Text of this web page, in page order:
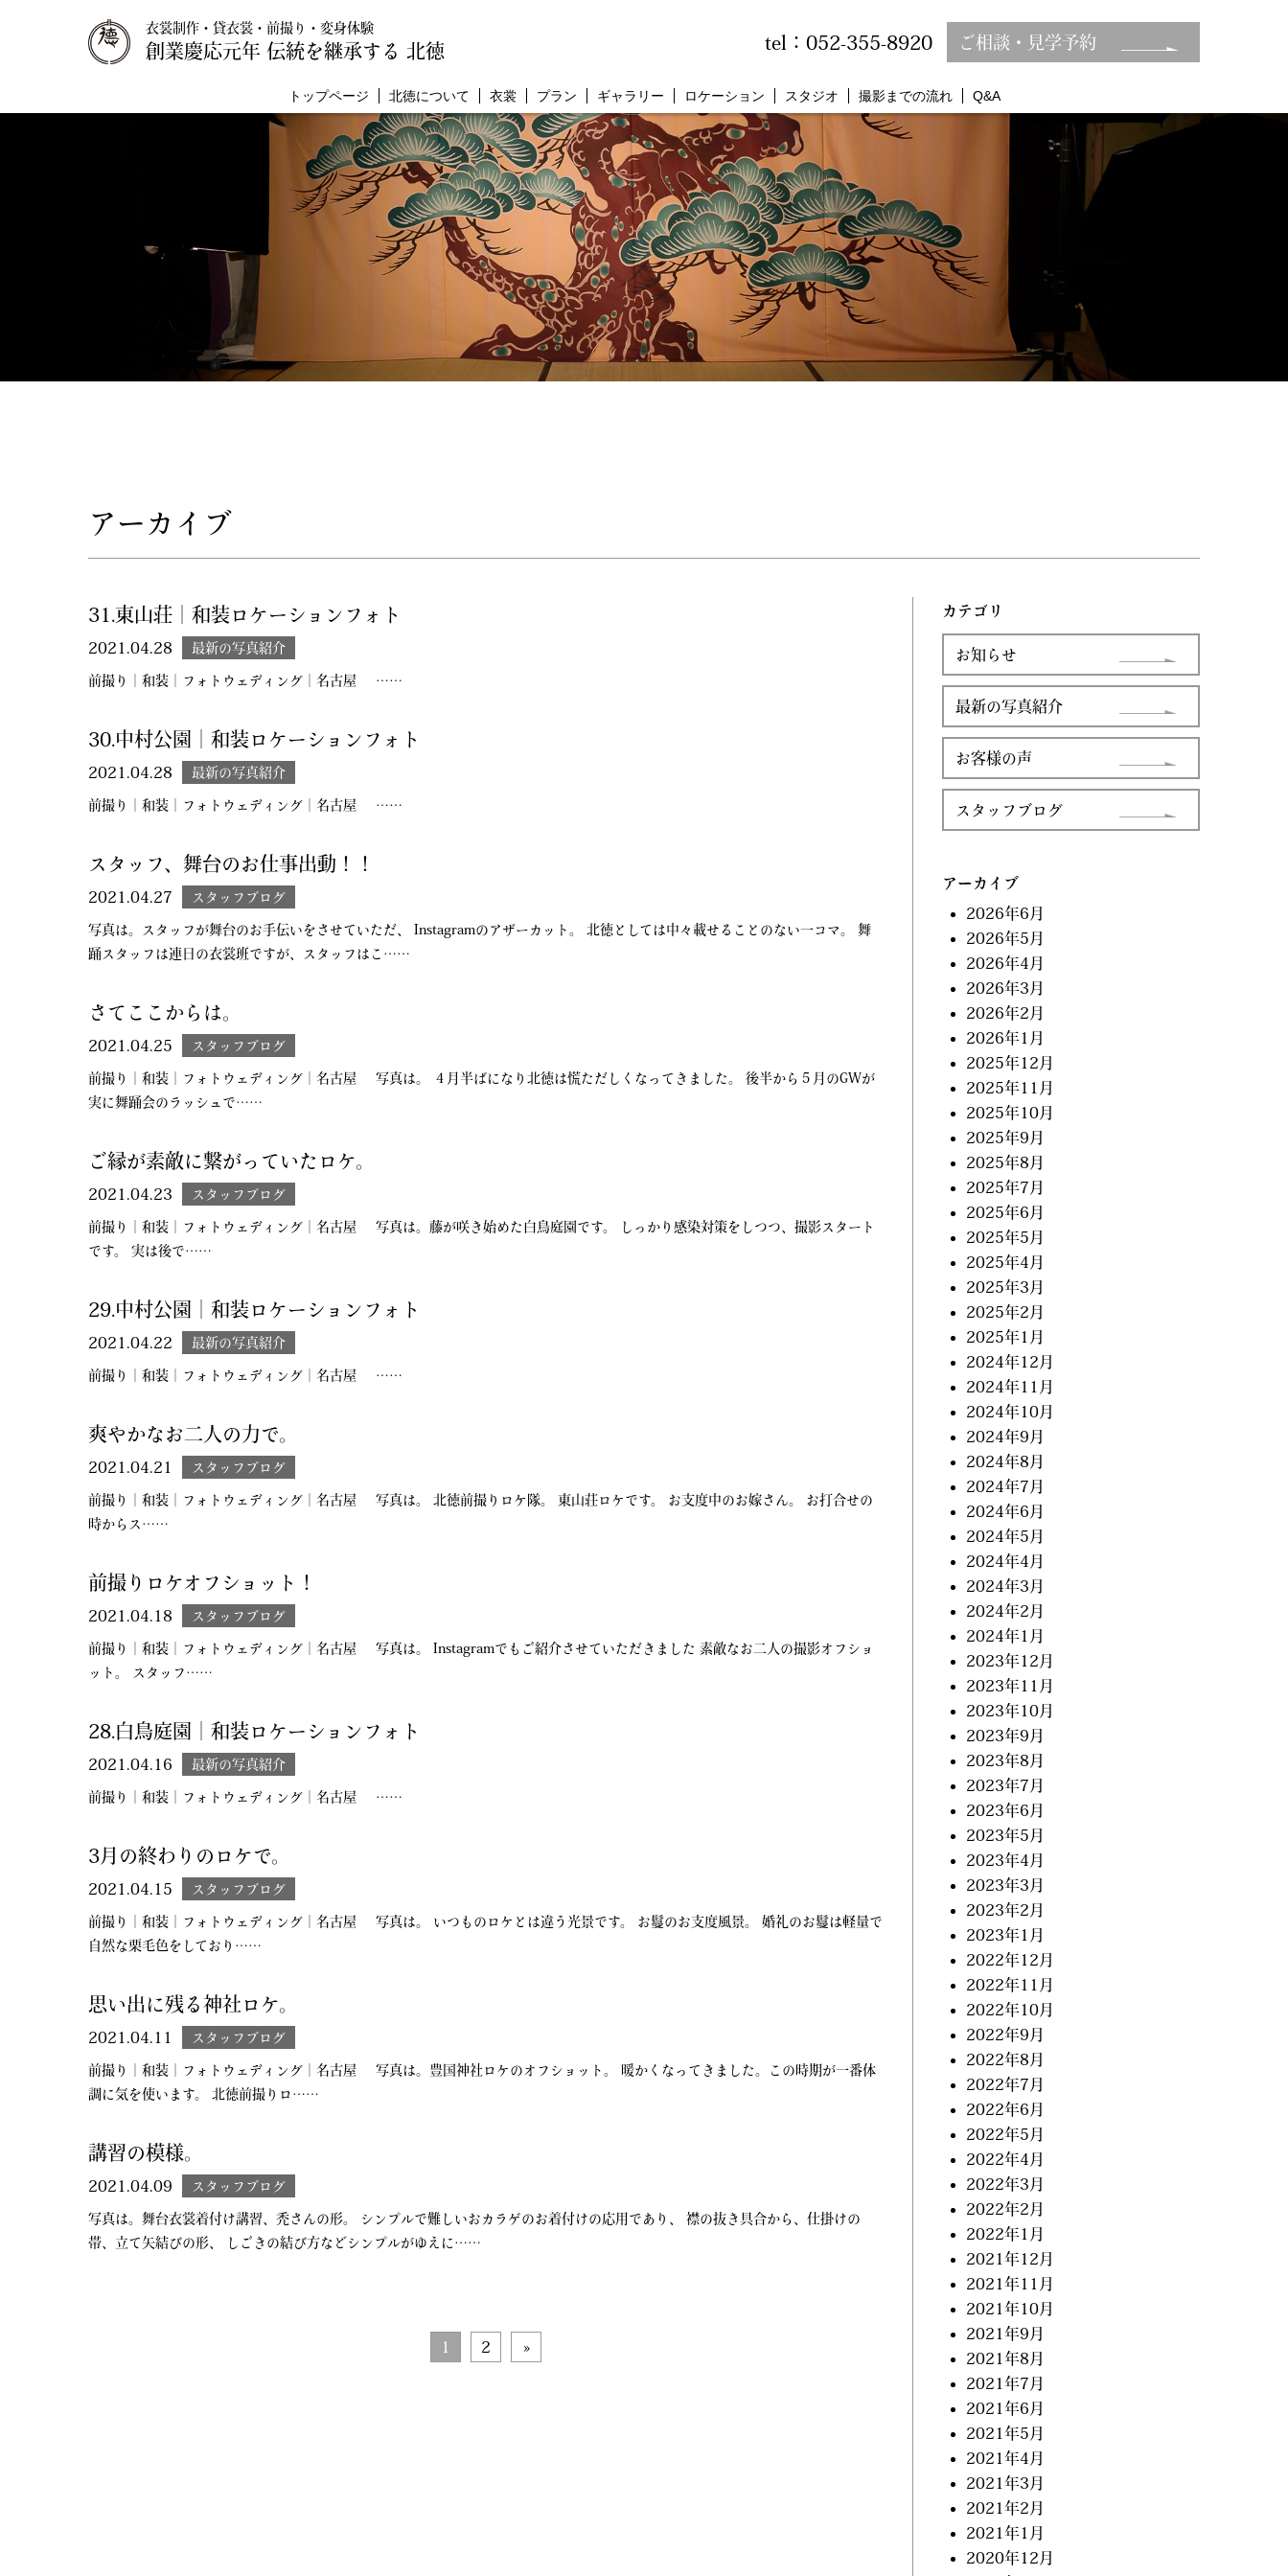
衣裳制作・貸衣裳・前撮り・変身体験
創業慶応元年 伝統を継承する 北徳 tel：052-355-8920 ご相談・見学予約
トップページ 北徳について 衣裳 プラン ギャラリー ロケーション スタジオ 撮影までの流れ Q&A
アーカイブ
31.東山荘｜和装ロケーションフォト
2021.04.28 最新の写真紹介
前撮り｜和装｜フォトウェディング｜名古屋 ……
30.中村公園｜和装ロケーションフォト
2021.04.28 最新の写真紹介
前撮り｜和装｜フォトウェディング｜名古屋 ……
スタッフ、舞台のお仕事出動！！
2021.04.27 スタッフブログ
写真は。スタッフが舞台のお手伝いをさせていただ、 Instagramのアザーカット。 北徳としては中々載せることのない一コマ。 舞
踊スタッフは連日の衣裳班ですが、スタッフはこ……
さてここからは。
2021.04.25 スタッフブログ
前撮り｜和装｜フォトウェディング｜名古屋 写真は。 ４月半ばになり北徳は慌ただしくなってきました。 後半から５月のGWが
実に舞踊会のラッシュで……
ご縁が素敵に繋がっていたロケ。
2021.04.23 スタッフブログ
前撮り｜和装｜フォトウェディング｜名古屋 写真は。藤が咲き始めた白鳥庭園です。 しっかり感染対策をしつつ、撮影スタート
です。 実は後で……
29.中村公園｜和装ロケーションフォト
2021.04.22 最新の写真紹介
前撮り｜和装｜フォトウェディング｜名古屋 ……
爽やかなお二人の力で。
2021.04.21 スタッフブログ
前撮り｜和装｜フォトウェディング｜名古屋 写真は。 北徳前撮りロケ隊。 東山荘ロケです。 お支度中のお嫁さん。 お打合せの
時からス……
前撮りロケオフショット！
2021.04.18 スタッフブログ
前撮り｜和装｜フォトウェディング｜名古屋 写真は。 Instagramでもご紹介させていただきました 素敵なお二人の撮影オフショ
ット。 スタッフ……
28.白鳥庭園｜和装ロケーションフォト
2021.04.16 最新の写真紹介
前撮り｜和装｜フォトウェディング｜名古屋 ……
3月の終わりのロケで。
2021.04.15 スタッフブログ
前撮り｜和装｜フォトウェディング｜名古屋 写真は。 いつものロケとは違う光景です。 お鬘のお支度風景。 婚礼のお鬘は軽量で
自然な栗毛色をしており……
思い出に残る神社ロケ。
2021.04.11 スタッフブログ
前撮り｜和装｜フォトウェディング｜名古屋 写真は。豊国神社ロケのオフショット。 暖かくなってきました。この時期が一番体
調に気を使います。 北徳前撮りロ……
講習の模様。
2021.04.09 スタッフブログ
写真は。舞台衣裳着付け講習、禿さんの形。 シンプルで難しいおカラゲのお着付けの応用であり、 襟の抜き具合から、仕掛けの
帯、立て矢結びの形、 しごきの結び方などシンプルがゆえに……
1 2 »
カテゴリ
お知らせ
最新の写真紹介
お客様の声
スタッフブログ
アーカイブ
2026年6月
2026年5月
2026年4月
2026年3月
2026年2月
2026年1月
2025年12月
2025年11月
2025年10月
2025年9月
2025年8月
2025年7月
2025年6月
2025年5月
2025年4月
2025年3月
2025年2月
2025年1月
2024年12月
2024年11月
2024年10月
2024年9月
2024年8月
2024年7月
2024年6月
2024年5月
2024年4月
2024年3月
2024年2月
2024年1月
2023年12月
2023年11月
2023年10月
2023年9月
2023年8月
2023年7月
2023年6月
2023年5月
2023年4月
2023年3月
2023年2月
2023年1月
2022年12月
2022年11月
2022年10月
2022年9月
2022年8月
2022年7月
2022年6月
2022年5月
2022年4月
2022年3月
2022年2月
2022年1月
2021年12月
2021年11月
2021年10月
2021年9月
2021年8月
2021年7月
2021年6月
2021年5月
2021年4月
2021年3月
2021年2月
2021年1月
2020年12月